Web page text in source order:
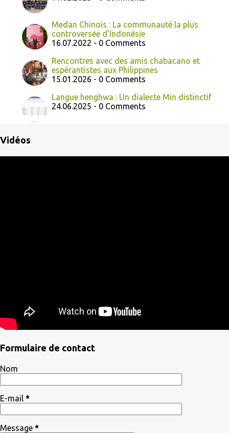
Medan Chinois : La communauté la plus
controversée d'Indonésie
16.07.2022 - 0 Comments
Rencontres avec des amis chabacano et
espérantistes aux Philippines
15.01.2026 - 0 Comments
Langue henghwa : Un dialecte Min distinctif
24.06.2025 - 0 Comments
Vidéos
Formulaire de contact
Nom
E-mail *
Message *